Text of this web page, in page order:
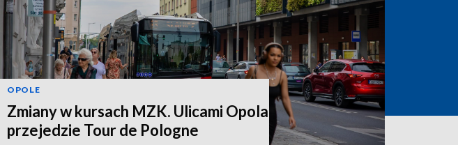
OPOLE
Zmiany w kursach MZK. Ulicami Opola
przejedzie Tour de Pologne